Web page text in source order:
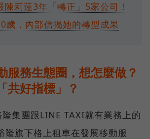
陳莉蓮3年「轉正」5家公司！
歲，內部信揭她的轉型成果
服務生態圈，想怎麼做？
共好指標」？
集團跟LINE TAXI就有業務上的
隆旗下格上租車在發展移動服